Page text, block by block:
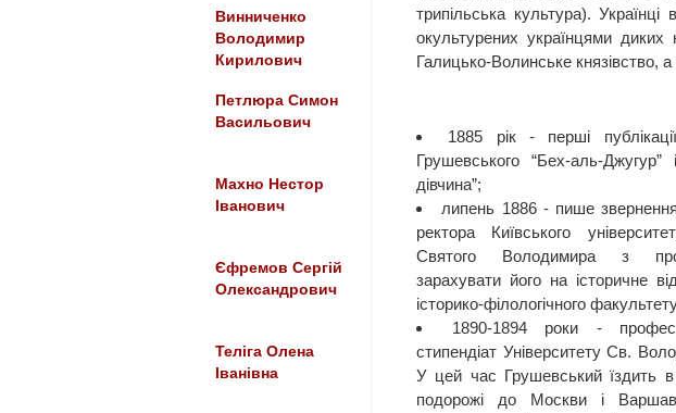
трипільська культура).
окультурених українцями
Галицько-Волинське князівство,
1885 рік - перші
Грушевського “Бех-аль-Джугур”
дівчина”;
липень 1886 - пише
ректора Київського
Святого Володимира з
зарахувати його на історичне
історико-філологічного
1890-1894 роки -
стипендіат Університету Св.
У цей час Грушевський їздить в
подорожі до Москви і
Винниченко
Володимир
Кирилович
Петлюра Симон
Васильович
Махно Нестор
Іванович
Єфремов Сергій
Олександрович
Теліга Олена
Іванівна